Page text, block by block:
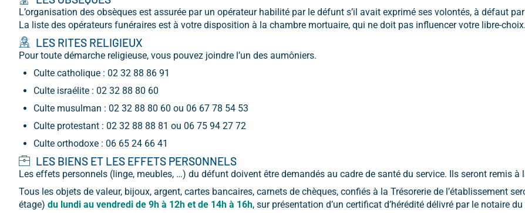
L’organisation des obsèques est assurée par un opérateur habilité par le défunt s’il avait exprimé ses volontés, à défaut
La liste des opérateurs funéraires est à votre disposition à la chambre mortuaire, qui ne doit pas influencer votre libre-choix.
LES RITES RELIGIEUX
Pour toute démarche religieuse, vous pouvez joindre l’un des aumôniers.
Culte catholique : 02 32 88 86 91
Culte israélite : 02 32 88 80 60
Culte musulman : 02 32 88 80 60 ou 06 67 78 54 53
Culte protestant : 02 32 88 88 81 ou 06 75 94 27 72
Culte orthodoxe : 06 65 24 66 41
LES BIENS ET LES EFFETS PERSONNELS
Les effets personnels (linge, meubles, …) du défunt doivent être demandés au cadre de santé du service. Ils seront remis à
Tous les objets de valeur, bijoux, argent, cartes bancaires, carnets de chèques, confiés à la Trésorerie de l’établissement
étage) du lundi au vendredi de 9h à 12h et de 14h à 16h, sur présentation d’un certificat d’hérédité délivré par le notaire